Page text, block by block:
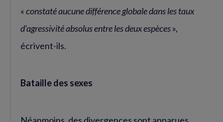
«constaté aucune différence globale dans les taux
d'agressivité absolus entre les deux espèces»,
écrivent-ils.
Bataille des sexes